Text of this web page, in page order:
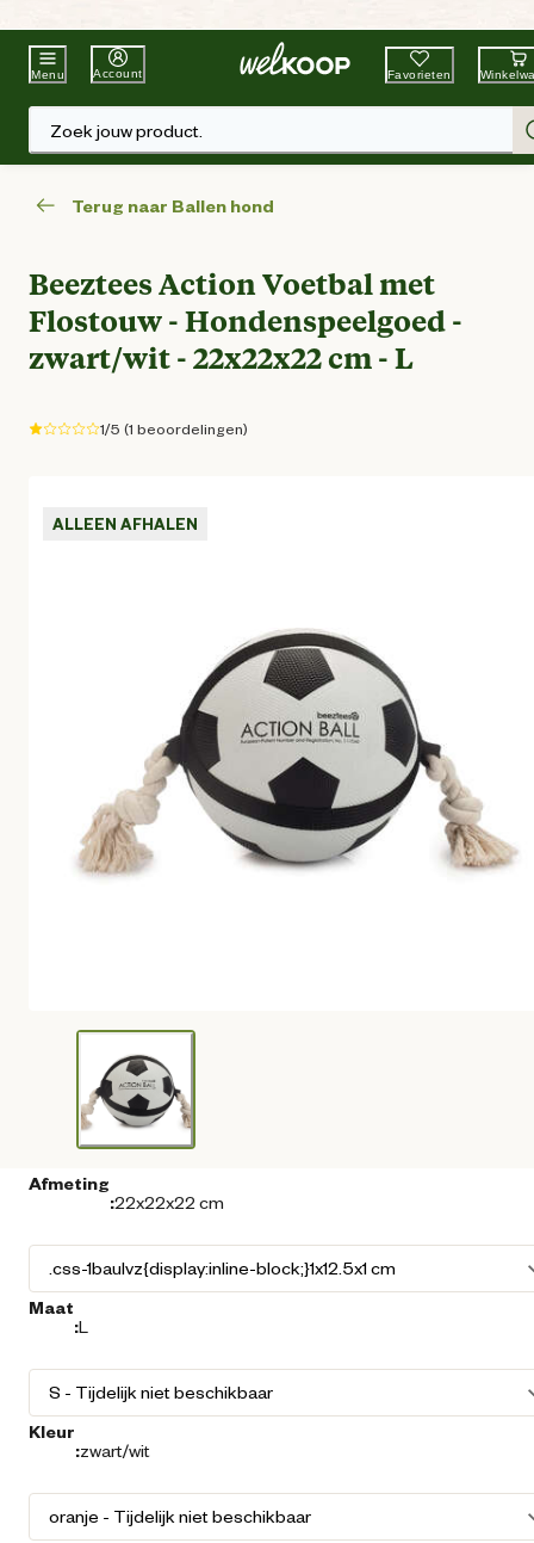
Beste WinkelketenTuin & Dier
Menu Account Favorieten
Zoek jouw product.
Terug naar Ballen hond
Beeztees Action Voetbal met
Flostouw - Hondenspeelgoed -
zwart/wit - 22x22x22 cm - L
1/5 (1 beoordelingen)
ALLEEN AFHALEN
Afmeting
:22x22x22 cm
Maat
:L
Kleur
:zwart/wit